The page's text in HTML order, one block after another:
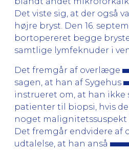
Det viste sig, at der også
højre bryst. Den 16.
bortopereret begge
samtlige lymfeknuder i
Det fremgår af overlæge
sagen, at han af Sygehus
instrueret om, at han ikke
patienter til biopsi, hvis
noget malignitetssuspekt
Det fremgår endvidere af
udtalelse, at han anså